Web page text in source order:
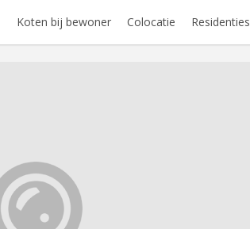
Koten bij bewoner Colocatie Residenties